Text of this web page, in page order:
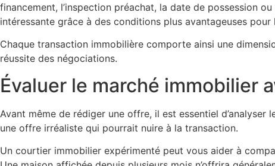
financement, l’inspection préachat, la date de possession
intéressante grâce à des conditions plus avantageuses pour
Chaque transaction immobilière comporte ainsi une
réussite des négociations.
Évaluer le marché immobilier
Avant même de rédiger une offre, il est essentiel
une offre irréaliste qui pourrait nuire à la transaction.
Un courtier immobilier expérimenté peut vous aider à